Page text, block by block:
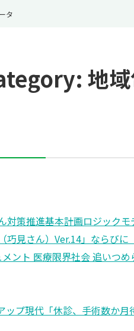
タ
地
対策推進基本計画ロジック
巧見さん）Ver.14」ならび
ント 医療限界社会 追いつ
ップ現代「休診、手術数か